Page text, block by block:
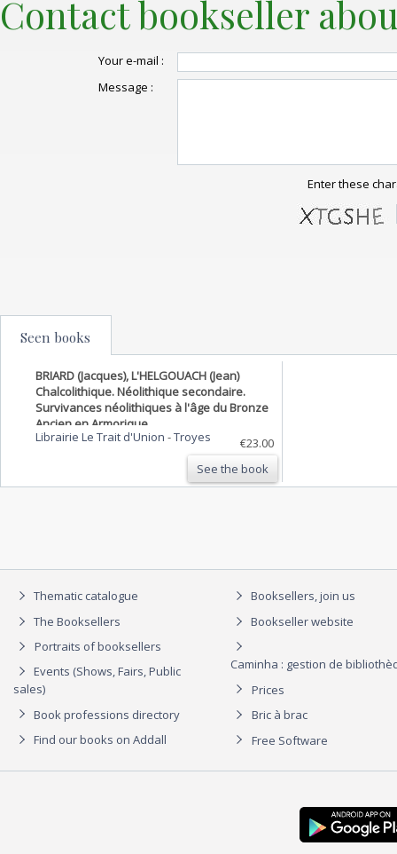
Contact bookseller
Your e-mail :
Message :
Enter these
Seen books
BRIARD (Jacques), L'HELGOUACH (Jean)
Chalcolithique. Néolithique secondaire.
Survivances néolithiques à l'âge du Bronze
Ancien en Armorique.
Librairie Le Trait d'Union -Troyes
€23.00
See the book
Thematic catalogue
The Booksellers
Portraits of booksellers
Events (Shows, Fairs, Public
sales)
Book professions directory
Find our books on Addall
Booksellers, join us
Bookseller website
Caminha : gestion de
Prices
Bric à brac
Free Software